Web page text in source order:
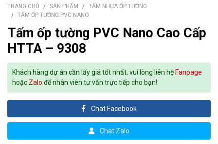
TRANG CHỦ SẢN PHẨM
TẤM NHỰA ỐP TƯỜNG
TẤM ỐP TƯỜNG PVC NANO
Tấm ốp tường PVC Nano Cao Cấp
HTTA – 9308
Khách hàng dự án cần lấy giá tốt nhất, vui lòng liên hệ Fanpage
hoặc Zalo để nhân viên tư vấn trực tiếp cho bạn!
Chat Facebook
Chat Zalo